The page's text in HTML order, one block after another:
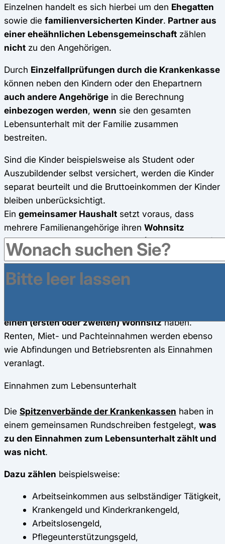
Einzelnen handelt es sich hierbei um den Ehegatten
sowie die familienversicherten Kinder. Partner aus
einer eheähnlichen Lebensgemeinschaft zählen
nicht zu den Angehörigen.
Durch Einzelfallprüfungen durch die Krankenkasse
können neben den Kindern oder den Ehepartnern
auch andere Angehörige in die Berechnung
einbezogen werden, wenn sie den gesamten
Lebensunterhalt mit der Familie zusammen
bestreiten.
Sind die Kinder beispielsweise als Student oder
Auszubildender selbst versichert, werden die Kinder
separat beurteilt und die Bruttoeinkommen der Kinder
bleiben unberücksichtigt.
Ein gemeinsamer Haushalt setzt voraus, dass
mehrere Familienangehörige ihren Wohnsitz
zusammenan der gleichen Stelle (Haus, Wohnung)
begründet haben und in einer
Haushalt liegt auch dann vor, wenn sich Ehegatten
einen (ersten oder zweiten) Wohnsitzhaben.
Renten, Miet- und Pachteinnahmen werden ebenso
wie Abfindungen und Betriebsrenten als Einnahmen
veranlagt.
Einnahmen zum Lebensunterhalt
Die Spitzenverbände der Krankenkassen haben in
einem gemeinsamen Rundschreiben festgelegt, was
zu den Einnahmen zum Lebensunterhalt zählt und
was nicht.
Dazu zählen beispielsweise:
Arbeitseinkommen aus selbständiger Tätigkeit,
Krankengeld und Kinderkrankengeld,
Arbeitslosengeld,
Pflegeunterstützungsgeld,